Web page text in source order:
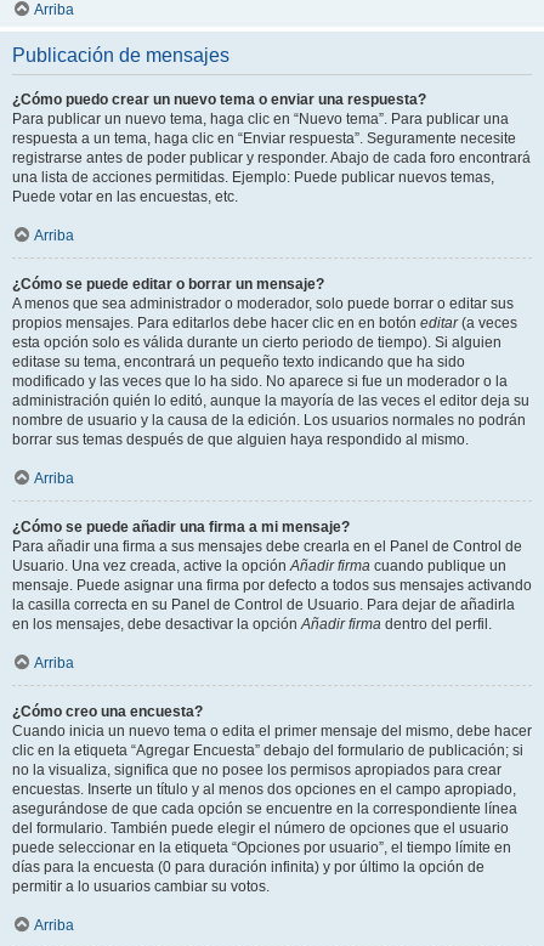
Arriba
Publicación de mensajes
¿Cómo puedo crear un nuevo tema o enviar una respuesta?
Para publicar un nuevo tema, haga clic en “Nuevo tema”. Para publicar una
respuesta a un tema, haga clic en “Enviar respuesta”. Seguramente necesite
registrarse antes de poder publicar y responder. Abajo de cada foro encontrará
una lista de acciones permitidas. Ejemplo: Puede publicar nuevos temas,
Puede votar en las encuestas, etc.
Arriba
¿Cómo se puede editar o borrar un mensaje?
A menos que sea administrador o moderador, solo puede borrar o editar sus
propios mensajes. Para editarlos debe hacer clic en en botón editar(a veces
esta opción solo es válida durante un cierto periodo de tiempo). Si alguien
editase su tema, encontrará un pequeño texto indicando que ha sido
modificado y las veces que lo ha sido. No aparece si fue un moderador o la
administración quién lo editó, aunque la mayoría de las veces el editor deja su
nombre de usuario y la causa de la edición. Los usuarios normales no podrán
borrar sus temas después de que alguien haya respondido al mismo.
Arriba
¿Cómo se puede añadir una firma a mi mensaje?
Para añadir una firma a sus mensajes debe crearla en el Panel de Control de
Usuario. Una vez creada, active la opciónAñadir firma cuando publique un
mensaje. Puede asignar una firma por defecto a todos sus mensajes activando
la casilla correcta en su Panel de Control de Usuario. Para dejar de añadirla
en los mensajes, debe desactivar la opciónAñadir firma dentro del perfil.
Arriba
¿Cómo creo una encuesta?
Cuando inicia un nuevo tema o edita el primer mensaje del mismo, debe hacer
clic en la etiqueta “Agregar Encuesta” debajo del formulario de publicación; si
no la visualiza, significa que no posee los permisos apropiados para crear
encuestas. Inserte un título y al menos dos opciones en el campo apropiado,
asegurándose de que cada opción se encuentre en la correspondiente línea
del formulario. También puede elegir el número de opciones que el usuario
puede seleccionar en la etiqueta “Opciones por usuario”, el tiempo límite en
días para la encuesta (0 para duración infinita) y por último la opción de
permitir a lo usuarios cambiar su votos.
Arriba